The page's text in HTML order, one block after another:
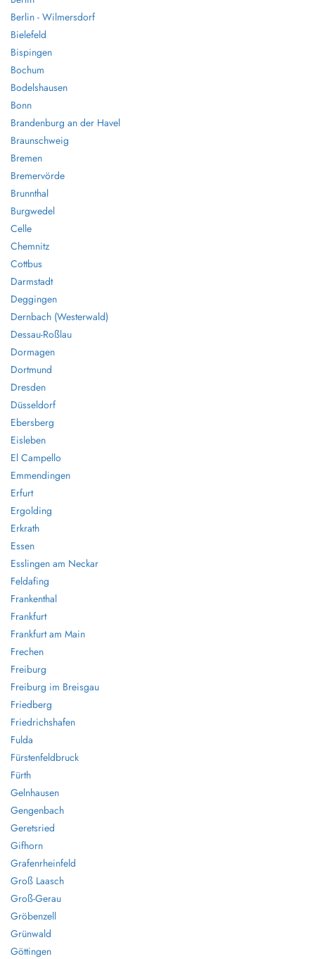
Berlin - Wilmersdorf
Bielefeld
Bispingen
Bochum
Bodelshausen
Bonn
Brandenburg an der Havel
Braunschweig
Bremen
Bremervörde
Brunnthal
Burgwedel
Celle
Chemnitz
Cottbus
Darmstadt
Deggingen
Dernbach (Westerwald)
Dessau-Roßlau
Dormagen
Dortmund
Dresden
Düsseldorf
Ebersberg
Eisleben
El Campello
Emmendingen
Erfurt
Ergolding
Erkrath
Essen
Esslingen am Neckar
Feldafing
Frankenthal
Frankfurt
Frankfurt am Main
Frechen
Freiburg
Freiburg im Breisgau
Friedberg
Friedrichshafen
Fulda
Fürstenfeldbruck
Fürth
Gelnhausen
Gengenbach
Geretsried
Gifhorn
Grafenrheinfeld
Groß Laasch
Groß-Gerau
Gröbenzell
Grünwald
Göttingen